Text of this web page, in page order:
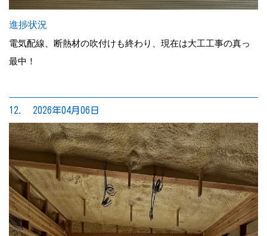
進捗状況
電気配線、断熱材の吹付けも終わり、現在は大工工事の真っ
最中！
12. 2026年04月06日